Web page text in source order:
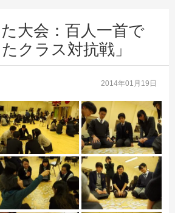
た大会：百人一首で
クラス対抗戦」
2014年01月19日